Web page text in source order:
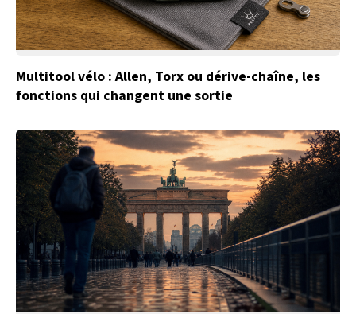
Multitool vélo : Allen, Torx ou dérive-chaîne, les
fonctions qui changent une sortie